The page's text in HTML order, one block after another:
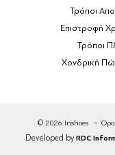
Τρόποι
Επιστροφή
Τρόποι
Χονδρική
© 2026 Inshoes
Developed by RDC